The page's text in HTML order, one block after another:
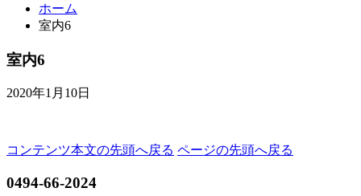
ホーム
室内6
室内6
2020年1月10日
コンテンツ本文の先頭へ戻る ページの先頭へ戻る
0494-66-2024